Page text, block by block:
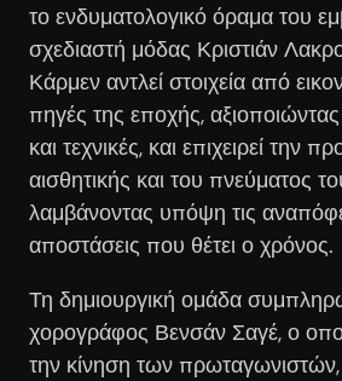
το ενδυματολογικό όραμα του
σχεδιαστή μόδας Κριστιάν
Κάρμεν αντλεί στοιχεία από
πηγές της εποχής,
και τεχνικές, και επιχειρεί την
αισθητικής και του πνεύματος
λαμβάνοντας υπόψη τις
αποστάσεις που θέτει ο χρόνος.
Τη δημιουργική ομάδα
χορογράφος Βενσάν Σαγέ, ο
την κίνηση των